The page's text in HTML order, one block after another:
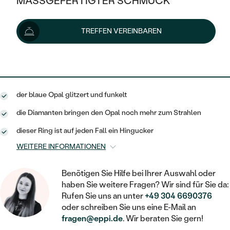
KLASSISCH
V-FORM
VINTAGE
GEHÄMMERTE
VON HAND GRAVIERTE
MIT MEHREREN DIAMANTEN
HALO
VINTAGE
IM SET
GESTALTE EINEN RING
WÄHLE EINEN RING
DIAMANTEN ZUM EINFASSEN
AUSVERKAUF
WENN SCHMUCK HILFT
NACH TYP
OHRRINGE
ANHÄNGER / KETTEN
ARMBÄNDER
SCHMUCKSET
HERRENSCHMUCK
PLATIN
OHRSTECKER
CREOLEN
MINIMALISTISCHE
SOLITÄR
HERZ
GOLD
SILBER
NACH STYL
ZUR GEBURT EINES KINDES
PERSONALISIERT
MIT STERNZEICHEN
MINIMALISTISCH
AUSVERKAUF
GOLD
PLATIN
MEMOIRE
MINIMALISTISCHE
TREFFEN VEREINBAREN
879 €
Lieferoptionen
der blaue Opal glitzert und funkelt
die Diamanten bringen den Opal noch mehr zum Strahlen
dieser Ring ist auf jeden Fall ein Hingucker
WEITERE INFORMATIONEN
Benötigen Sie Hilfe bei Ihrer Auswahl oder
haben Sie weitere Fragen? Wir sind für Sie da:
Rufen Sie uns an unter+49 304 6690376
oder schreiben Sie uns eine E-Mail an
fragen@eppi.de. Wir beraten Sie gern!